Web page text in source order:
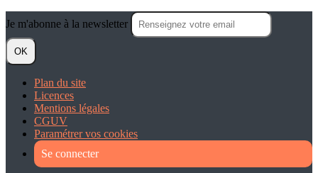
Je m'abonne à la newsletter
OK
Plan du site
Licences
Mentions légales
CGUV
Paramétrer vos cookies
Se connecter